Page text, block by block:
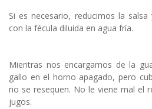
Si es necesario, reducimos la
con la fécula diluida en agua fría.
Mientras nos encargamos de la
gallo en el horno apagado, pero
no se resequen. No le viene mal el
jugos.